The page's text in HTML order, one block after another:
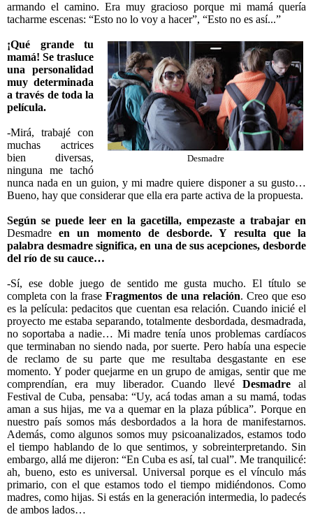
armando el camino. Era muy gracioso porque mi mamá quería
tacharme escenas: “Esto no lo voy a hacer”, “Esto no es así...”
Desmadre
¡Qué grande tu
mamá! Se trasluce
una personalidad
muy determinada
a través de toda la
película.
-Mirá, trabajé con
muchas actrices
bien diversas,
ninguna me tachó
nunca nada en un guion, y mi madre quiere disponer a su gusto…
Bueno, hay que considerar que ella era parte activa de la propuesta.
Según se puede leer en la gacetilla, empezaste a trabajar en
Desmadre en un momento de desborde. Y resulta que la
palabra desmadre significa, en una de sus acepciones, desborde
del río de su cauce…
-Sí, ese doble juego de sentido me gusta mucho. El título se
completa con la fraseFragmentos de una relación. Creo que eso
es la película: pedacitos que cuentan esa relación. Cuando inicié el
proyecto me estaba separando, totalmente desbordada, desmadrada,
no soportaba a nadie… Mi madre tenía unos problemas cardíacos
que terminaban no siendo nada, por suerte. Pero había una especie
de reclamo de su parte que me resultaba desgastante en ese
momento. Y poder quejarme en un grupo de amigas, sentir que me
comprendían, era muy liberador. Cuando llevé Desmadre al
Festival de Cuba, pensaba: “Uy, acá todas aman a su mamá, todas
aman a sus hijas, me va a quemar en la plaza pública”. Porque en
nuestro país somos más desbordados a la hora de manifestarnos.
Además, como algunos somos muy psicoanalizados, estamos todo
el tiempo hablando de lo que sentimos, y sobreinterpretando. Sin
embargo, allá me dijeron: “En Cuba es así, tal cual”. Me tranquilicé:
ah, bueno, esto es universal. Universal porque es el vínculo más
primario, con el que estamos todo el tiempo midiéndonos. Como
madres, como hijas. Si estás en la generación intermedia, lo padecés
de ambos lados…